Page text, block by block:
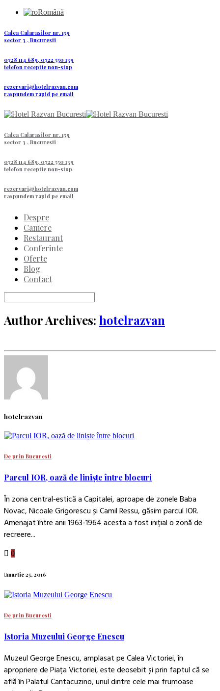
Română
Calea Calarasilor nr. 159
sector 3 , Bucuresti
0728 114 689, 0722 550 139
telefon receptie non-stop
rezervari@hotelrazvan.com
raspundem rapid pe email
Calea Calarasilor nr. 159
sector 3 , Bucuresti
0728 114 689, 0722 550 139
telefon receptie non-stop
rezervari@hotelrazvan.com
raspundem rapid pe email
Despre
Camere
Restaurant
Conferinte
Oferte
Blog
Contact
Author Archives: hotelrazvan
hotelrazvan
De prin Bucuresti
Parcul IOR, oază de liniște între blocuri
În zona central-estică a Capitalei, aproape de zonele Baba
Novac, Nicoale Grigorescu și Camil Ressu, găsim parcul IOR.
Amenajat între anii 1963-1964 acesta a fost inițial o zonă de
recreere...
0
martie 25, 2016
De prin Bucuresti
Istoria Muzeului George Enescu
Muzeul George Enescu, amplasat pe Calea Victoriei, în
apropriere de Piața Victoriei, este deosebit și prin faptul că se
află în Palatul Cantacuzino, unul dintre cele mai frumoase